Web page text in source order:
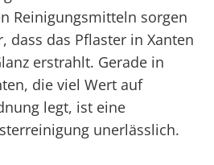
Reinigungsmitteln sorgen
dass das Pflaster in Xanten
erstrahlt. Gerade in
die viel Wert auf
legt, ist eine
unerlässlich.